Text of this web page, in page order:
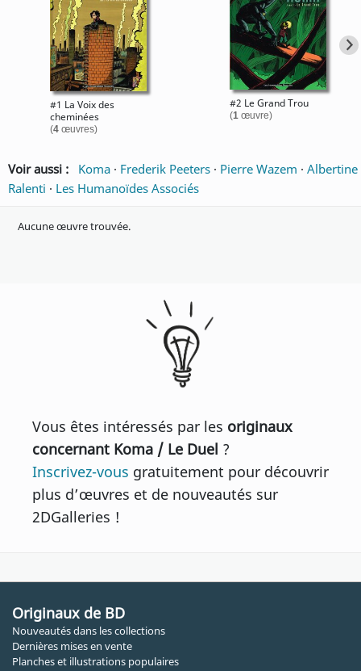
#1 La Voix des
cheminées
(4œuvres)
#2 Le Grand Trou
(1 œuvre)
Voir aussi : Koma · Frederik Peeters · Pierre Wazem · Albertine
Ralenti · Les Humanoïdes Associés
Aucune œuvre trouvée.
Vous êtes intéressés par les originaux
concernant Koma / Le Duel ?
Inscrivez-vous gratuitement pour découvrir
plus d’œuvres et de nouveautés sur
2DGalleries !
Originaux de BD
Nouveautés dans les collections
Dernières mises en vente
Planches et illustrations populaires